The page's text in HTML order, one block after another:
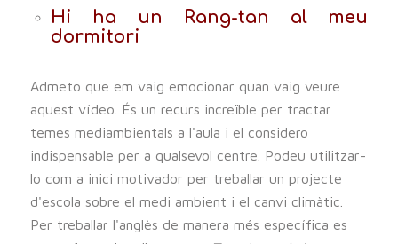
Hi ha un Rang-tan al meu
dormitori
Admeto que em vaig emocionar quan vaig veure
aquest vídeo. És un recurs increïble per tractar
temes mediambientals a l'aula i el considero
indispensable per a qualsevol centre. Podeu utilitzar-
lo com a inici motivador per treballar un projecte
d'escola sobre el medi ambient i el canvi climàtic.
Per treballar l'anglès de manera més específica es